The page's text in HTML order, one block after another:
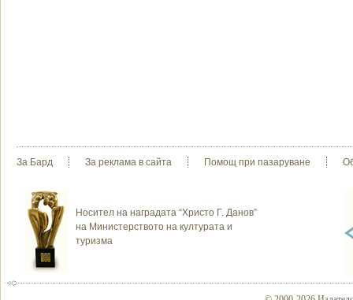
За Бард За реклама в сайта Помощ при пазаруване
Носител на наградата “Христо Г. Данов”
на Министерството на културата и
туризма